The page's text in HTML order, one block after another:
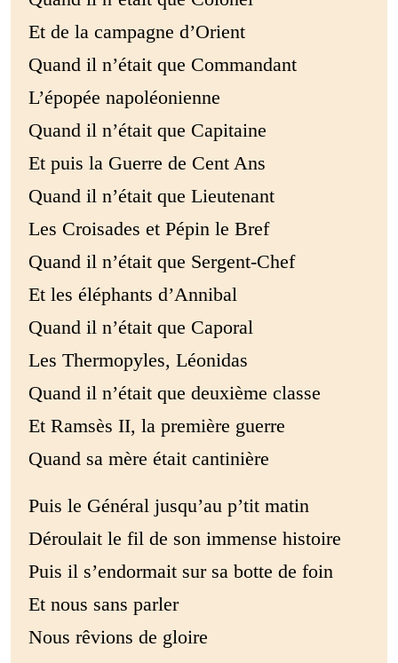
Et de la campagne d’Orient
Quand il n’était que Commandant
L’épopée napoléonienne
Quand il n’était que Capitaine
Et puis la Guerre de Cent Ans
Quand il n’était que Lieutenant
Les Croisades et Pépin le Bref
Quand il n’était que Sergent-Chef
Et les éléphants d’Annibal
Quand il n’était que Caporal
Les Thermopyles, Léonidas
Quand il n’était que deuxième classe
Et Ramsès II, la première guerre
Quand sa mère était cantinière
Puis le Général jusqu’au p’tit matin
Déroulait le fil de son immense histoire
Puis il s’endormait sur sa botte de foin
Et nous sans parler
Nous rêvions de gloire